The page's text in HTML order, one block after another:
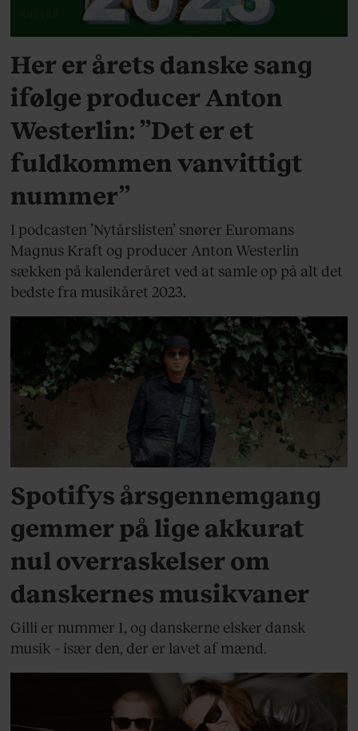
Her er årets danske sang
ifølge producer Anton
Westerlin: ”Det er et
fuldkommen vanvittigt
nummer”
I podcasten ’Nytårslisten’ snører Euromans
Magnus Kraft og producer Anton Westerlin
sækken på kalenderåret ved at samle op på alt det
bedste fra musikåret 2023.
Spotifys årsgennemgang
gemmer på lige akkurat
nul overraskelser om
danskernes musikvaner
Gilli er nummer 1, og danskerne elsker dansk
musik – især den, der er lavet af mænd.